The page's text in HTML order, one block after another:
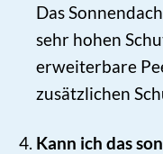
Das
sehr hohen
erweiterbare
zusätzlichen
Kann ich das